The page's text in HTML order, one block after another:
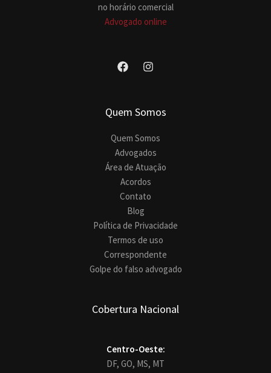
no horário comercial
Advogado online
Quem Somos
Quem Somos
Advogados
Área de Atuação
Acordos
Contato
Blog
Política de Privacidade
Termos de uso
Correspondente
Golpe do falso advogado
Cobertura Nacional
Centro-Oeste:
DF, GO, MS, MT